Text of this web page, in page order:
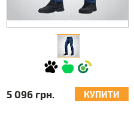
5 096 грн. КУПИТИ